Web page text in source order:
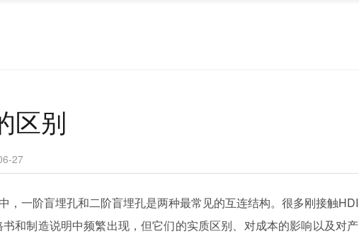
区别
27
，一阶盲埋孔和二阶盲埋孔是两种最常见的互连结构。很多刚接触HDI
和制造说明中频繁出现，但它们的实质区别、对成本的影响以及对产